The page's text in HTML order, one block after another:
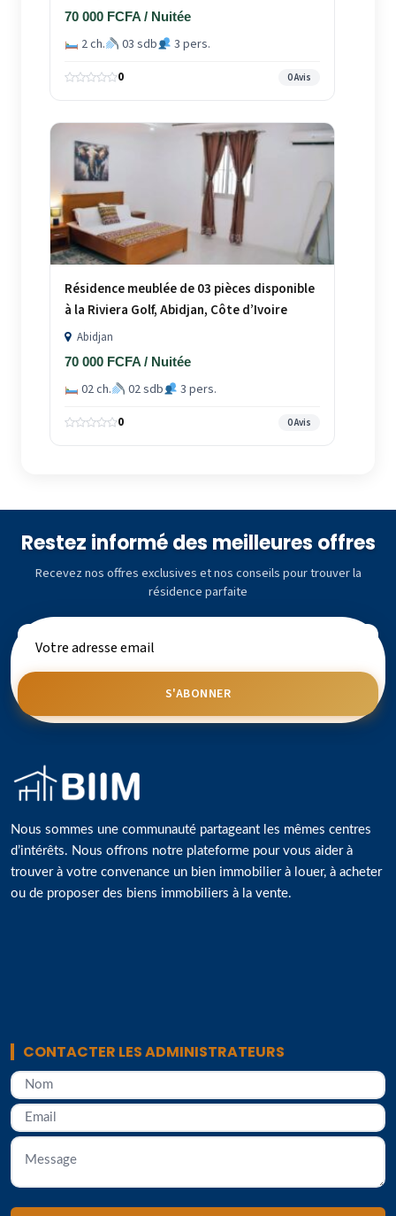
70 000 FCFA / Nuitée
2 ch. 03 sdb 3 pers.
0 0 Avis
Résidence meublée de 03 pièces disponible
à la Riviera Golf, Abidjan, Côte d’Ivoire
Abidjan
70 000 FCFA / Nuitée
02 ch. 02 sdb 3 pers.
0 0 Avis
Restez informé des meilleures offres
Recevez nos offres exclusives et nos conseils pour trouver la
résidence parfaite
S'ABONNER
Nous sommes une communauté partageant les mêmes centres
d’intérêts. Nous offrons notre plateforme pour vous aider à
trouver à votre convenance un bien immobilier à louer, à acheter
ou de proposer des biens immobiliers à la vente.
CONTACTER LES ADMINISTRATEURS